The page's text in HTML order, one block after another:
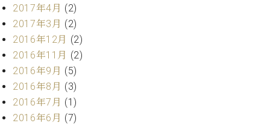
ン
C.BECHSTEIN
Digital(ベ
ヒ
シ
ュ
タ
イ
【ユ
ーロ
ピア
選中
古】
イ
ベ
ン
2017年4月 (2)
2017年3月 (2)
2016年12月 (2)
2016年11月 (2)
2016年9月 (5)
2016年8月 (3)
2016年7月 (1)
2016年6月 (7)